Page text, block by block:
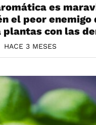
es
el peor enemigo
plantas con las
HACE 3 MESES